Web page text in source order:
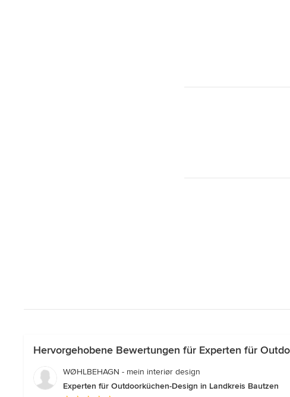
Hervorgehobene Bewertungen für Experten für
WØHLBEHAGN - mein interiør design
Experten für Outdoorküchen-Design in Landkreis Bautzen